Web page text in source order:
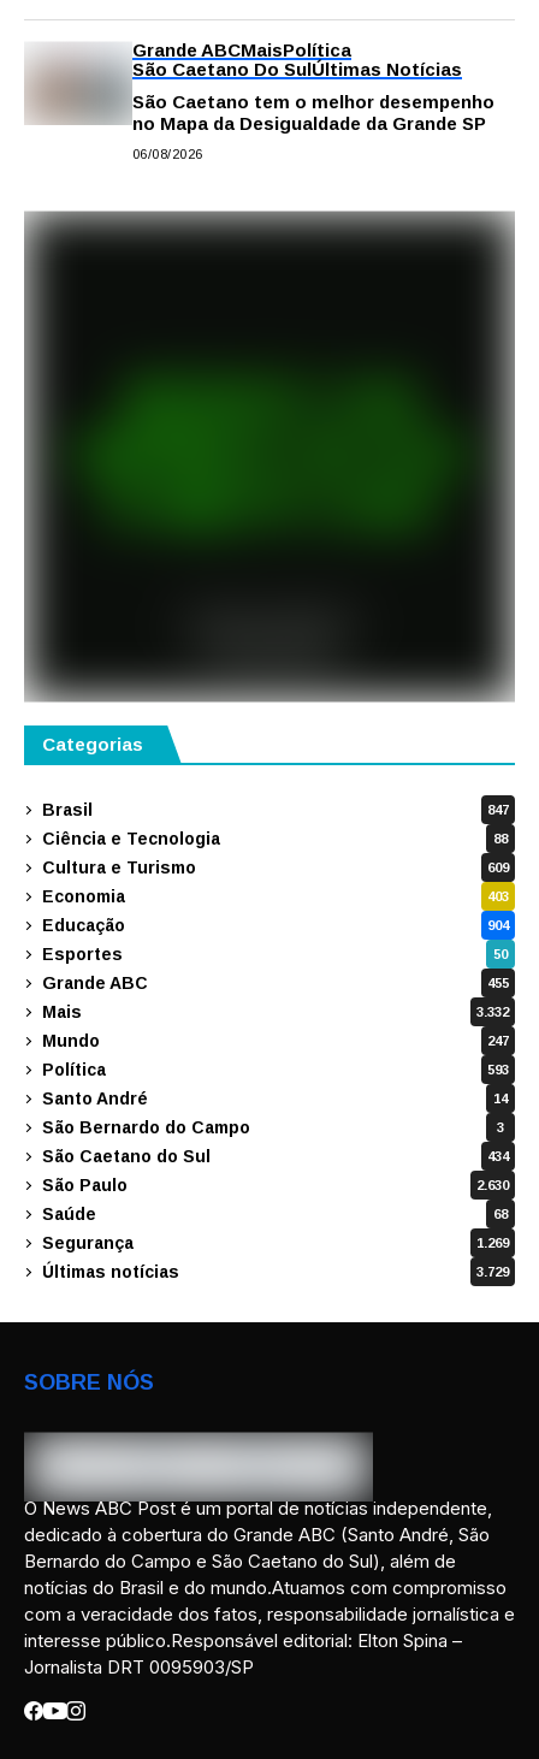
Grande ABCMaisPolítica
São Caetano Do SulÚltimas Notícias
São Caetano tem o melhor desempenho
no Mapa da Desigualdade da Grande SP
06/08/2026
Categorias
Brasil 847
Ciência e Tecnologia 88
Cultura e Turismo 609
Economia 403
Educação 904
Esportes 50
Grande ABC 455
Mais 3.332
Mundo 247
Política 593
Santo André 14
São Bernardo do Campo 3
São Caetano do Sul 434
São Paulo 2.630
Saúde 68
Segurança 1.269
Últimas notícias 3.729
SOBRE NÓS
O News ABC Post é um portal de notícias independente,
dedicado à cobertura do Grande ABC (Santo André, São
Bernardo do Campo e São Caetano do Sul), além de
notícias do Brasil e do mundo.Atuamos com compromisso
com a veracidade dos fatos, responsabilidade jornalística e
interesse público.Responsável editorial: Elton Spina –
Jornalista DRT 0095903/SP